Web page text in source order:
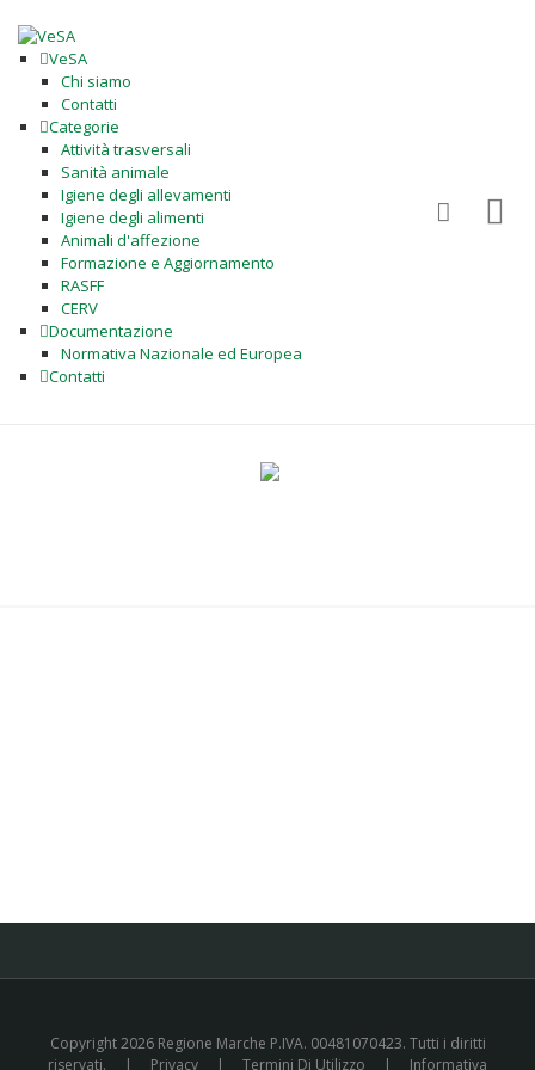
VeSA
Chi siamo
Contatti
Categorie
Attività trasversali
Sanità animale
Igiene degli allevamenti
Igiene degli alimenti
Animali d'affezione
Formazione e Aggiornamento
RASFF
CERV
Documentazione
Normativa Nazionale ed Europea
Contatti
Copyright 2026 Regione Marche P.IVA. 00481070423. Tutti i diritti
riservati.
| Privacy | Termini Di Utilizzo | Informativa